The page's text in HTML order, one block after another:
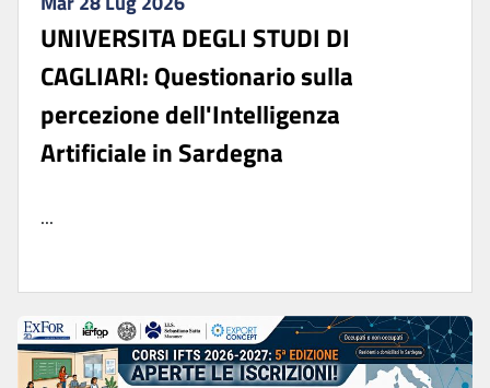
UNIVERSITA DEGLI STUDI DI
CAGLIARI: Questionario sulla
percezione dell'Intelligenza
Artificiale in Sardegna
...